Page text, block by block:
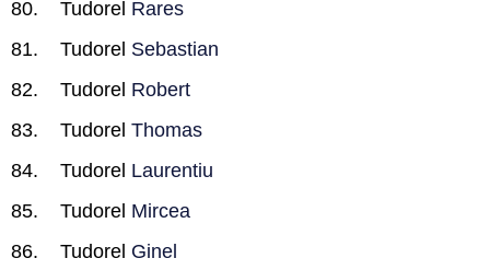
Tudorel Rares
Tudorel Sebastian
Tudorel Robert
Tudorel Thomas
Tudorel Laurentiu
Tudorel Mircea
Tudorel Ginel